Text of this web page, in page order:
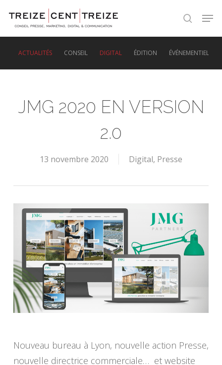
search
ACTUALITÉS CONSEIL DIGITAL ÉDITION ÉVÉNEMENTIEL
JMG 2020 EN VERSION
2.0
13 novembre 2020 Digital, Presse
Nouveau bureau à Lyon, nouvelle action Presse,
nouvelle directrice commerciale… et website